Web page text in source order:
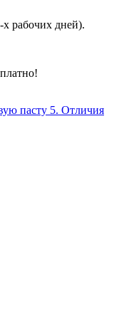
рабочих дней).
пасту 5. Отличия